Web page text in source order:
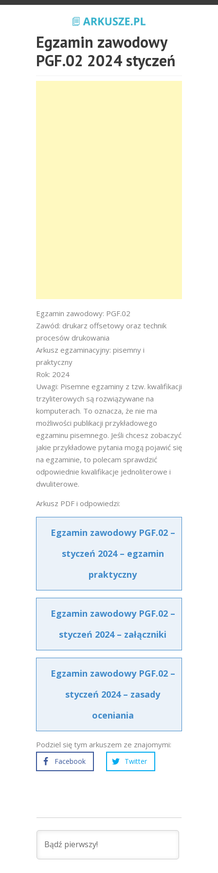
Egzamin zawodowy
PGF.02 2024 styczeń
Egzamin zawodowy: PGF.02
Zawód: drukarz offsetowy oraz technik
procesów drukowania
Arkusz egzaminacyjny: pisemny i
praktyczny
Rok: 2024
Uwagi: Pisemne egzaminy z tzw. kwalifikacji
trzyliterowych są rozwiązywane na
komputerach. To oznacza, że nie ma
możliwości publikacji przykładowego
egzaminu pisemnego. Jeśli chcesz zobaczyć
jakie przykładowe pytania mogą pojawić się
na egzaminie, to polecam sprawdzić
odpowiednie kwalifikacje jednoliterowe i
dwuliterowe.
Arkusz PDF i odpowiedzi:
Egzamin zawodowy PGF.02 –
styczeń 2024 – egzamin
praktyczny
Egzamin zawodowy PGF.02 –
styczeń 2024 – załączniki
Egzamin zawodowy PGF.02 –
styczeń 2024 – zasady
oceniania
Podziel się tym arkuszem ze znajomymi:
Facebook Twitter